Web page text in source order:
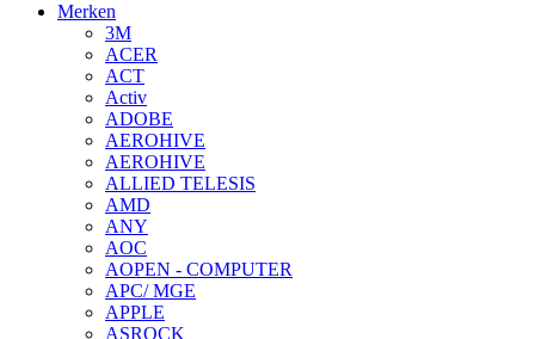
Merken
3M
ACER
ACT
Activ
ADOBE
AEROHIVE
AEROHIVE
ALLIED TELESIS
AMD
ANY
AOC
AOPEN - COMPUTER
APC/ MGE
APPLE
ASROCK